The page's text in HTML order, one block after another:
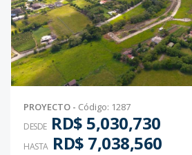
PROYECTO - Código: 1287
DESDE RD$ 5,030,730
HASTA RD$ 7,038,560